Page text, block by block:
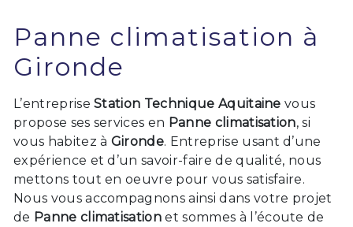
Panne climatisation à
Gironde
L’entrepriseStation Technique Aquitaine vous
propose ses services en Panne climatisation, si
vous habitez à Gironde. Entreprise usant d’une
expérience et d’un savoir-faire de qualité, nous
mettons tout en oeuvre pour vous satisfaire.
Nous vous accompagnons ainsi dans votre projet
de Panne climatisation et sommes à l’écoute de